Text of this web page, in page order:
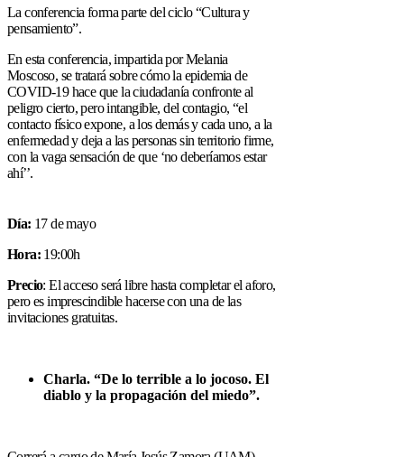
La conferencia forma parte del ciclo “Cultura y
pensamiento”.
En esta conferencia, impartida por Melania
Moscoso, se tratará sobre cómo la epidemia de
COVID-19 hace que la ciudadanía confronte al
peligro cierto, pero intangible, del contagio, “el
contacto físico expone, a los demás y cada uno, a la
enfermedad y deja a las personas sin territorio firme,
con la vaga sensación de que ‘no deberíamos estar
ahí’’.
Día: 17 de mayo
Hora: 19:00h
Precio: El acceso será libre hasta completar el aforo,
pero es imprescindible hacerse con una de las
invitaciones gratuitas.
Charla. “De lo terrible a lo jocoso. El
diablo y la propagación del miedo”.